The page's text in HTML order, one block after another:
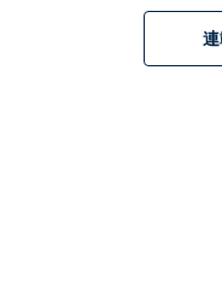
て素敵なこと。それ
本位の価値観で人が